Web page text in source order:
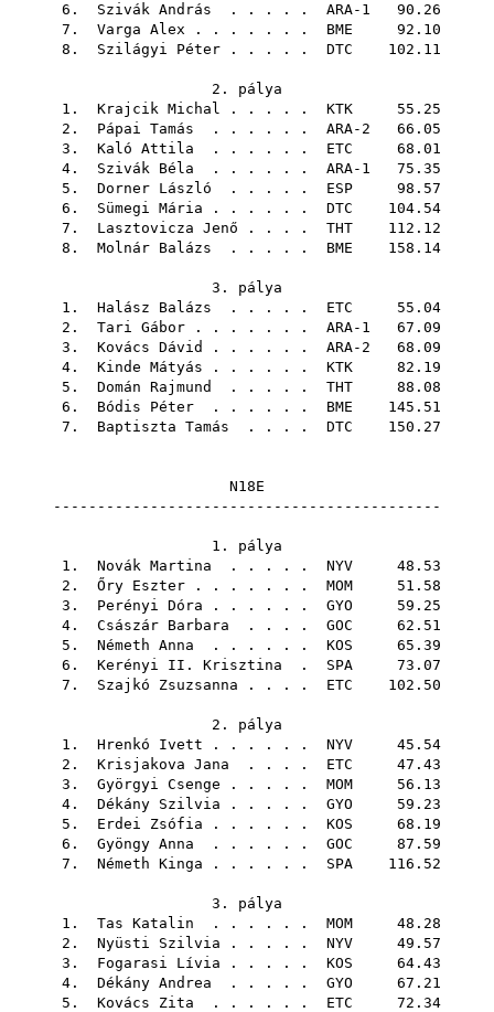
6. Szivák András . . . . . ARA-1 90.26
7. Varga Alex . . . . . . . BME 92.10
8. Szilágyi Péter . . . . . DTC 102.11
2. pálya
1. Krajcik Michal . . . . . KTK 55.25
2. Pápai Tamás . . . . . . ARA-2 66.05
3. Kaló Attila . . . . . . ETC 68.01
4. Szivák Béla . . . . . . ARA-1 75.35
5. Dorner László . . . . . ESP 98.57
6. Sümegi Mária . . . . . . DTC 104.54
7. Lasztovicza Jenő . . . . THT 112.12
8. Molnár Balázs . . . . . BME 158.14
3. pálya
1. Halász Balázs . . . . . ETC 55.04
2. Tari Gábor . . . . . . . ARA-1 67.09
3. Kovács Dávid
. . . . . . ARA-2 68.09
4. Kinde Mátyás . . . . . . KTK 82.19
5. Domán Rajmund . . . . . THT 88.08
6. Bódis Péter . . . . . . BME 145.51
7. Baptiszta Tamás . . . . DTC 150.27
N18E
--------------------------------------------
1. pálya
1. Novák Martina . . . . . NYV 48.53
2. Őry Eszter . . . . . . . MOM 51.58
3. Perényi Dóra . . . . . . GYO 59.25
4. Császár Barbara . . . . GOC 62.51
5. Németh Anna . . . . . . KOS 65.39
6. Kerényi II. Krisztina . SPA 73.07
7. Szajkó Zsuzsanna . . . . ETC 102.50
2. pálya
1. Hrenkó Ivett . . . . . . NYV 45.54
2. Krisjakova Jana . . . . ETC 47.43
3. Györgyi Csenge . . . . . MOM 56.13
4. Dékány Szilvia . . . . . GYO 59.23
5. Erdei Zsófia . . . . . . KOS 68.19
6. Gyöngy Anna . . . . . . GOC 87.59
7. Németh Kinga . . . . . . SPA 116.52
3. pálya
1. Tas Katalin . . . . . . MOM 48.28
2. Nyüsti Szilvia . . . . . NYV 49.57
3. Fogarasi Lívia . . . . . KOS 64.43
4. Dékány Andrea . . . . . GYO 67.21
5. Kovács Zita . . . . . . ETC 72.34